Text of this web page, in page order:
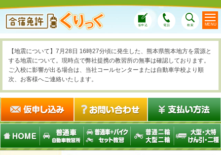
仮申込 電話 検索
【地震について】7月28日 16時27分頃に発生した、熊本県熊本地方を震源と
する地震について。現時点で弊社提携の教習所の無事は確認しております。
ご入校に影響が出る場合は、当社コールセンターまたは自動車学校より順
次、お客様へご連絡いたします。
MENU